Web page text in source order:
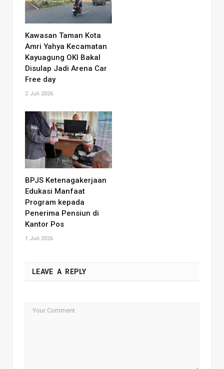
Kawasan Taman Kota
Amri Yahya Kecamatan
Kayuagung OKI Bakal
Disulap Jadi Arena Car
Free day
2 Juli 2026
BPJS Ketenagakerjaan
Edukasi Manfaat
Program kepada
Penerima Pensiun di
Kantor Pos
1 Juli 2026
LEAVE A REPLY